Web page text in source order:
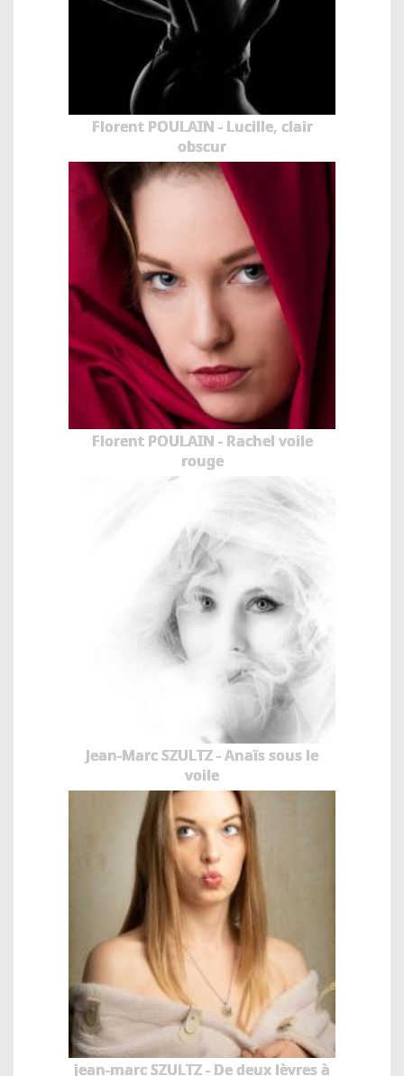
Florent POULAIN - Lucille, clair
obscur
Florent POULAIN - Rachel voile
rouge
Jean-Marc SZULTZ - Anaïs sous le
voile
jean-marc SZULTZ - De deux lèvres à